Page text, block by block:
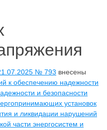
№ 793 внесены
к обеспечению надежности
и безопасности
установок
и ликвидации нарушений
части энергосистем и